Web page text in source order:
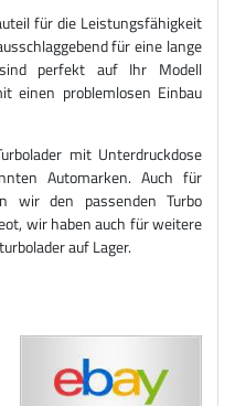
für die Leistungsfähigkeit
für eine lange
sind perfekt auf Ihr Modell
einen problemlosen Einbau
mit Unterdruckdose
Automarken. Auch für
wir den passenden Turbo
wir haben auch für weitere
auf Lager.